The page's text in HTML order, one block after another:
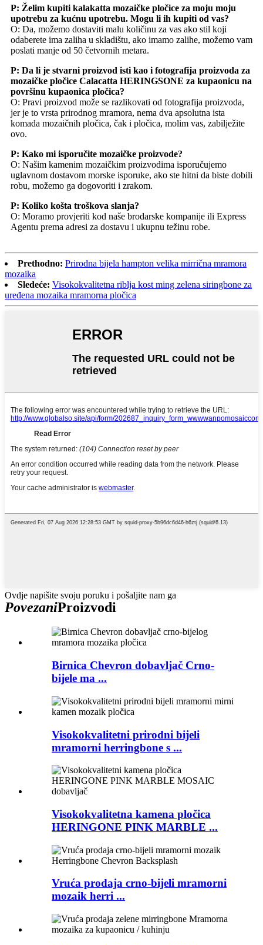
P: Želim kupiti kalakatta mozaičke pločice za moju moju
upotrebu za kućnu upotrebu. Mogu li ih kupiti od vas?
O: Da, možemo dostaviti malu količinu za vas ako stil koji
odaberete ima zaliha u skladištu, ako imamo zalihe, možemo vam
poslati manje od 50 četvornih metara.
P: Da li je stvarni proizvod isti kao i fotografija proizvoda za
mozaičke pločice Calacatta HERINGSONE za kupaonicu na
površinu kupaonica pločica?
O: Pravi proizvod može se razlikovati od fotografija proizvoda,
jer je to vrsta prirodnog mramora, nema dva apsolutna ista
komada mozaičnih pločica, čak i pločica, molim vas, zabilježite
ovo.
P: Kako mi isporučite mozaičke proizvode?
O: Našim kamenim mozaičkim proizvodima isporučujemo
uglavnom dostavom morske isporuke, ako ste hitni da biste dobili
robu, možemo ga dogovoriti i zrakom.
P: Koliko košta troškova slanja?
O: Moramo provjeriti kod naše brodarske kompanije ili Express
Agentu prema adresi za dostavu i ukupnu težinu robe.
Prethodno: Prirodna bijela hampton velika mirrična mramora
mozaika
Sledeće: Visokokvalitetna riblja kost ming zelena siringbone za
uređena mozaika mramorna pločica
Ovdje napišite svoju poruku i pošaljite nam ga
PovezaniProizvodi
Birnica Chevron dobavljač Crno-
bijele ma ...
Visokokvalitetni prirodni bijeli
mramorni herringbone s ...
Visokokvalitetna kamena pločica
HERINGONE PINK MARBLE ...
Vruća prodaja crno-bijeli mramorni
mozaik herri ...